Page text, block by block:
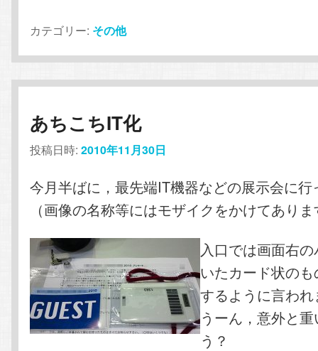
カテゴリー: その他
あちこちIT化
投稿日時:2010年11月30日
今月半ばに，最先端IT機器などの展示会に
（画像の名称等にはモザイクをかけてあり
入口では画面右
いたカード状の
するように言わ
うーん，意外と
う？